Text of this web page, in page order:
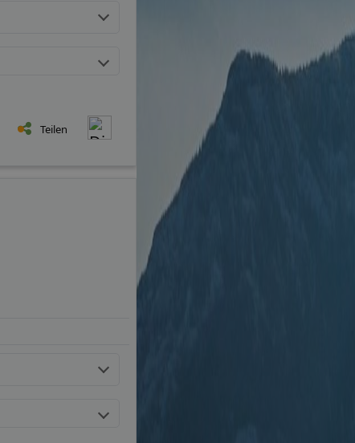
Teilen